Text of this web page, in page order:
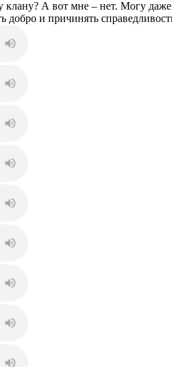
клану? А вот мне – нет. Могу
добро и причинять